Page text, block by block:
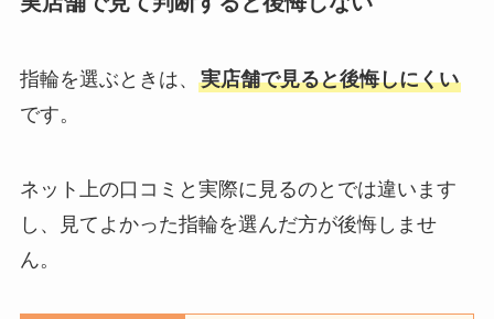
指輪を選ぶときは、 実店舗で見ると後悔しにくい
です。
ネット上の口コミと実際に見るのとでは違います
し、見てよかった指輪を選んだ方が後悔しませ
ん。